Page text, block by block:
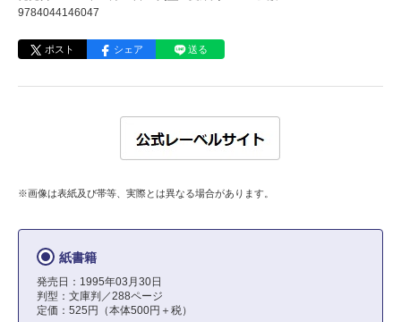
9784044146047
ポスト シェア 送る
※画像は表紙及び帯等、実際とは異なる場合があります。
紙書籍
発売日：1995年03月30日
判型：文庫判／288ページ
定価：525円（本体500円＋税）